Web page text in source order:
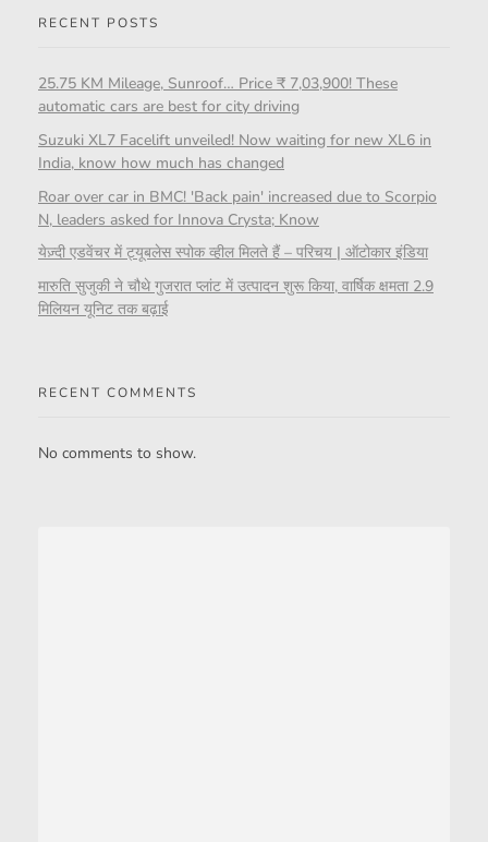
RECENT POSTS
25.75 KM Mileage, Sunroof… Price ₹ 7,03,900! These
automatic cars are best for city driving
Suzuki XL7 Facelift unveiled! Now waiting for new XL6 in
India, know how much has changed
Roar over car in BMC! 'Back pain' increased due to Scorpio
N, leaders asked for Innova Crysta; Know
येज़्दी एडवेंचर में ट्यूबलेस स्पोक व्हील मिलते हैं – परिचय | ऑटोकार इंडिया
मारुति सुजुकी ने चौथे गुजरात प्लांट में उत्पादन शुरू किया, वार्षिक क्षमता 2.9
मिलियन यूनिट तक बढ़ाई
RECENT COMMENTS
No comments to show.